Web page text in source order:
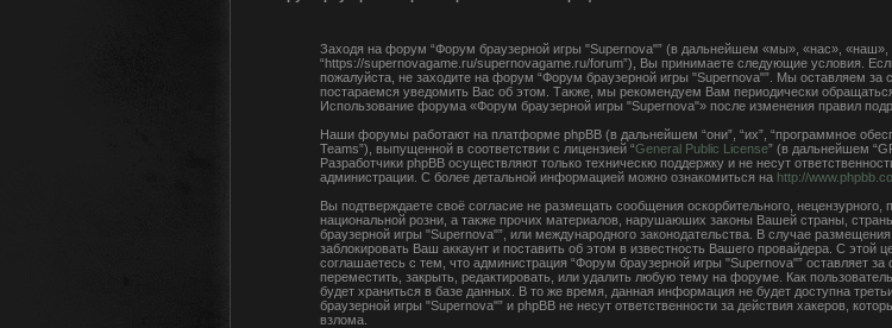
Заходя на форум “Форум браузерной игры "Supernova"” (в дальнейшем «мы», «нас», «наш»,
“https://supernovagame.ru/supernovagame.ru/forum”), Вы принимаете следующие условия.
пожалуйста, не заходите на форум “Форум браузерной игры "Supernova"”. Мы оставляем
постараемся уведомить Вас об этом. Также, мы рекомендуем Вам периодически
Использование форума «Форум браузерной игры "Supernova"» после изменения правил
Наши форумы работают на платформе phpBB (в дальнейшем “они”, “их”, “программное
Teams”), выпущенной в соответствии с лицензией “General Public License” (в дальнейшем
Разработчики phpBB осуществляют только техническю поддержку и не несут
администрации. С более детальной информацией можно ознакомиться на http://
Вы подтверждаете своё согласие не размещать сообщения оскорбительного, нецензурного,
национальной розни, а также прочих материалов, нарушаюших законы Вашей страны,
браузерной игры "Supernova"”, или международного законодательства. В случае
заблокировать Ваш аккаунт и поставить об этом в известность Вашего провайдера. С
соглашаетесь с тем, что администрация “Форум браузерной игры "Supernova"” оставляет
переместить, закрыть, редактировать, или удалить любую тему на форуме. Как
будет храниться в базе данных. В то же время, данная информация не будет доступна
браузерной игры "Supernova"” и phpBB не несут ответственности за действия хакеров,
взлома.